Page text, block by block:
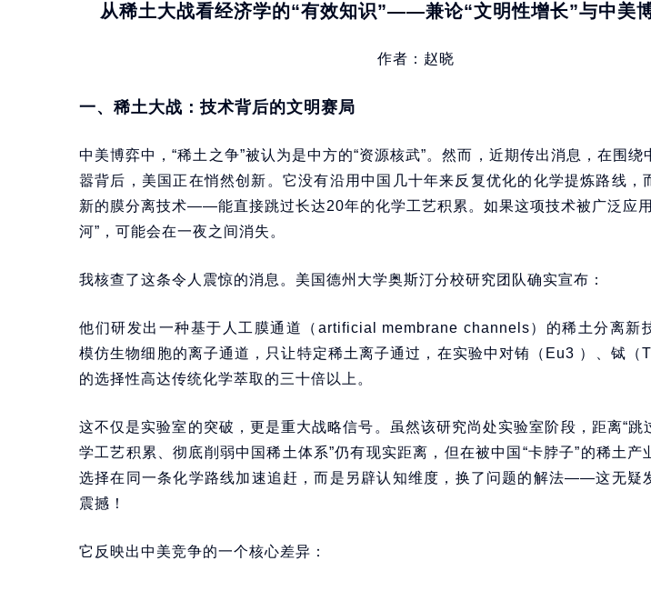
从稀土大战看经济学的“有效知识”——兼论“文明性增长”与中美
作者：赵晓
一、稀土大战：技术背后的文明赛局
中美博弈中，“稀土之争”被认为是中方的“资源核武”。然而，近期传出消息，在围绕
嚣背后，美国正在悄然创新。它没有沿用中国几十年来反复优化的化学提炼路线，
新的膜分离技术——能直接跳过长达20年的化学工艺积累。如果这项技术被广泛应
河”，可能会在一夜之间消失。
我核查了这条令人震惊的消息。美国德州大学奥斯汀分校研究团队确实宣布：
他们研发出一种基于人工膜通道（artificial membrane channels）的稀土分离新
模仿生物细胞的离子通道，只让特定稀土离子通过，在实验中对铕（Eu3 ）、铽（
的选择性高达传统化学萃取的三十倍以上。
这不仅是实验室的突破，更是重大战略信号。虽然该研究尚处实验室阶段，距离“跳
学工艺积累、彻底削弱中国稀土体系”仍有现实距离，但在被中国“卡脖子”的稀土产
选择在同一条化学路线加速追赶，而是另辟认知维度，换了问题的解法——这无疑
震撼！
它反映出中美竞争的一个核心差异：